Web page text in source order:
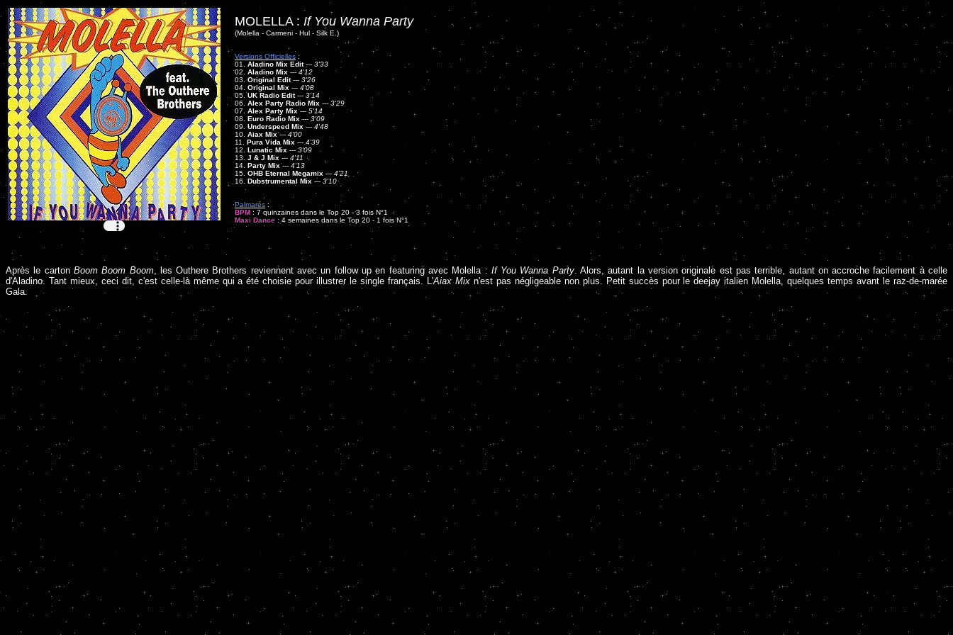
MOLELLA : If You Wanna Party
(Molella - Carmeni - Hul - Silk E.)
Versions Officielles :
01. Aladino Mix Edit--- 3'33
02. Aladino Mix --- 4'12
03.Original Edit--- 3'26
04. Original Mix --- 4'08
05.UK Radio Edit--- 3'14
06. Alex Party Radio Mix --- 3'29
07. Alex Party Mix --- 5'14
08. Euro Radio Mix --- 3'09
09. Underspeed Mix --- 4'48
10. Aiax Mix--- 4'00
11. Pura Vida Mix --- 4'39
12. Lunatic Mix --- 3'09
13. J & J Mix --- 4'11
14. Party Mix--- 4'13
15. OHB Eternal Megamix --- 4'21
16. Dubstrumental Mix --- 3'10
Palmarès :
BPM : 7 quinzaines dans le Top 20 - 3 fois N°1
Maxi Dance : 4 semaines dans le Top 20 - 1 fois N°1
Après le carton Boom Boom Boom, les Outhere Brothers reviennent avec un follow up en featuring avec Molella : If You Wanna Party. Alors, autant la version originale est pas terrible, autant on accroche facilement à celle
d'Aladino. Tant mieux, ceci dit, c'est celle-là même qui a été choisie pour illustrer le single français. L'Aiax Mixn'est pas négligeable non plus. Petit succès pour le deejay italien Molella, quelques temps avant le raz-de-marée
Gala.